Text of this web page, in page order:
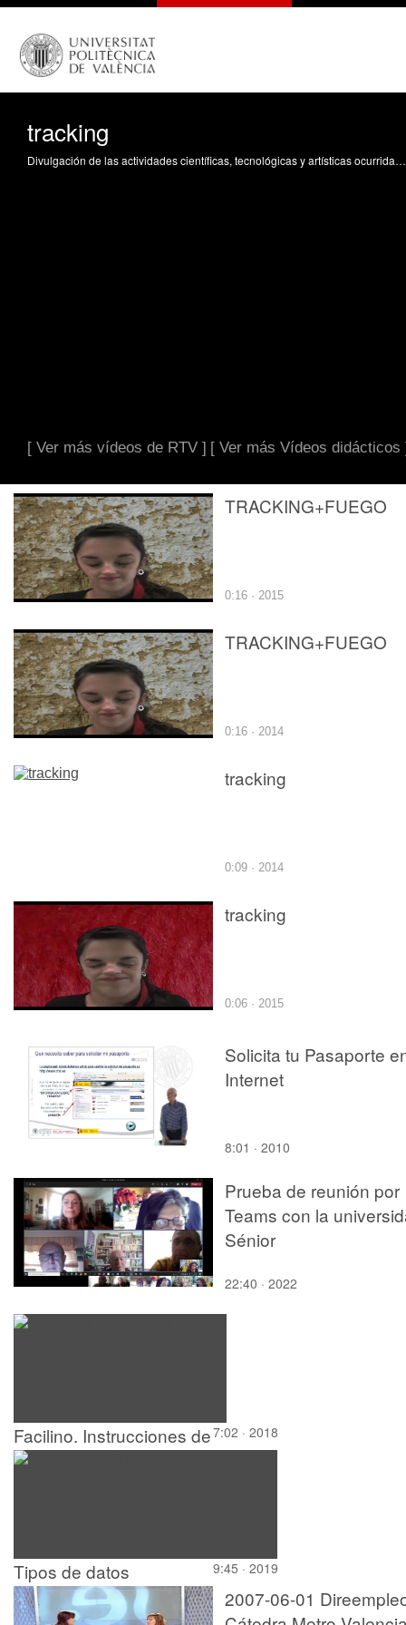
tracking
Divulgación de las actividades científicas, tecnológicas y artísticas ocurridas en los tres campus de la UPV
[ Ver más vídeos de RTV ] [ Ver más Vídeos didácticos
TRACKING+FUEGO
0:16 · 2015
TRACKING+FUEGO
0:16 · 2014
tracking
0:09 · 2014
tracking
0:06 · 2015
Solicita tu Pasaporte
Internet
8:01 · 2010
Prueba de reunión por
Teams con la
Sénior
22:40 · 2022
Facilino. Instrucciones de
texto
7:02 · 2018
Tipos de datos
complejos, diccionarios
9:45 · 2019
2007-06-01